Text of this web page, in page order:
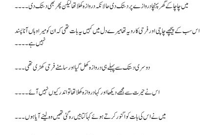
میں چاچا کے گھر پہنچا دروازے پر دستک دی حالانکہ دروازہ کھلا تھا لیکن پھر بھی دستک دی۔۔۔۔
اس سب کے پیچھے چاچی اور فرحی کا رویہ تھا میرے دل میں کہیں یہ بات تھی کہ ان کو میرا وہاں آنا پسند
نہیں ہے۔۔۔۔
دوسری دستک سے پہلے ہی دروازہ کھل گیا اور سامنے فرحی کھڑی تھی۔۔۔
اس نے حیرت سے مجھے دیکھا اور کہا دروازہ کھلا تھا تو اندر کیوں نہیں آئے۔۔۔۔
میں نے اس کی بات کو اگنور کرتے ہوئے کہا کتابیں رہ گئی تھیں وہ لینے آیا ہوں۔۔۔